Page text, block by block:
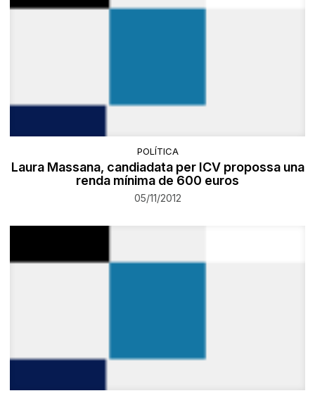
POLÍTICA
Laura Massana, candiadata per ICV propossa una
renda mínima de 600 euros
05/11/2012